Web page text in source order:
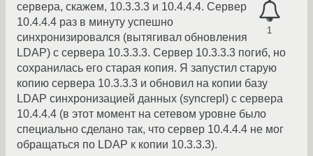
1
сервера, скажем, 10.3.3.3 и 10.4.4.4. Сервер
10.4.4.4 раз в минуту успешно
синхронизировался (вытягивал обновления
LDAP) с сервера 10.3.3.3. Сервер 10.3.3.3 погиб, но
сохранилась его старая копия. Я запустил старую
копию сервера 10.3.3.3 и обновил на копии базу
LDAP синхронизацией данных (syncrepl) с сервера
10.4.4.4 (в этот момент на сетевом уровне было
специально сделано так, что сервер 10.4.4.4 не мог
обращаться по LDAP к копии 10.3.3.3).